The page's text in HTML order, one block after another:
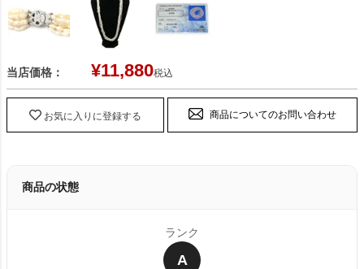
当店価格： ¥11,880税込
お気に入りに登録する 商品についてのお問い合わせ
商品の状態
ランク
A